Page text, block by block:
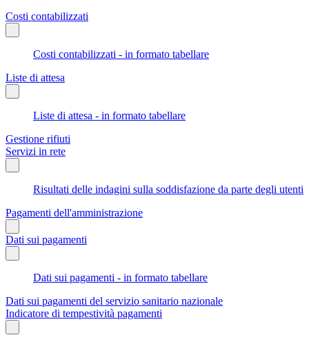
Costi contabilizzati
Costi contabilizzati - in formato tabellare
Liste di attesa
Liste di attesa - in formato tabellare
Gestione rifiuti
Servizi in rete
Risultati delle indagini sulla soddisfazione da parte degli utenti
Pagamenti dell'amministrazione
Dati sui pagamenti
Dati sui pagamenti - in formato tabellare
Dati sui pagamenti del servizio sanitario nazionale
Indicatore di tempestività pagamenti